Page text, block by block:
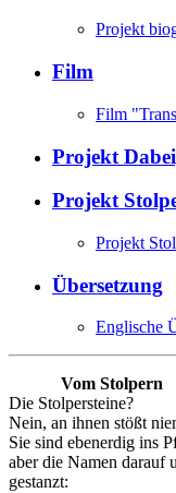
Projekt
Film
Film
Projekt
Projekt
Projekt
Übersetzung
Englische
Vom Stolpern
Die Stolpersteine?
Nein, an ihnen stößt
Sie sind ebenerdig ins
aber die Namen darauf
gestanzt: